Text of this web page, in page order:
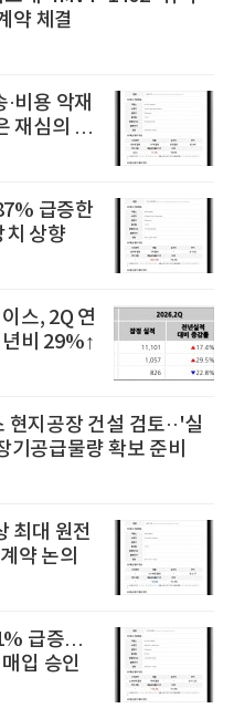
약 체결
비용 악재
재심의 청
급증한
상향
스, 2Q 연
비 29%↑
지공장 건설 검토··'실
기공급물량 확보 준비
최대 원전
약 논의
급증…
입 승인